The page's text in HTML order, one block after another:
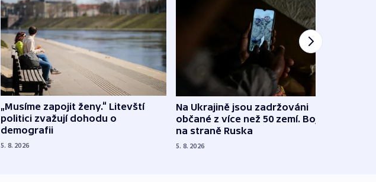
„Musíme zapojit ženy.“ Litevští
politici zvažují dohodu o
demografii
5. 8. 2026
Na Ukrajině jsou zadržováni
občané z více než 50 zemí. Bojovali
na straně Ruska
5. 8. 2026